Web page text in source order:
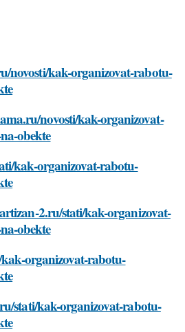
novosti/kak-organizovat-rabotu-
novosti/kak-organizovat-
obekte
kak-organizovat-rabotu-
2.ru/stati/kak-organizovat-
obekte
organizovat-rabotu-
stati/kak-organizovat-rabotu-